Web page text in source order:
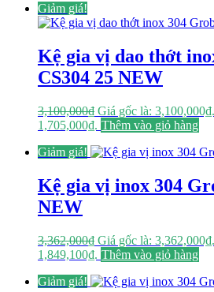
Giảm giá!
Kệ gia vị dao thớt
CS304 25 NEW
3,100,000₫ Giá gốc là: 3,100,000₫.
1,705,000₫. Thêm vào giỏ hàng
Giảm giá!
Kệ gia vị inox 304
NEW
3,362,000₫ Giá gốc là: 3,362,000₫.
1,849,100₫. Thêm vào giỏ hàng
Giảm giá!